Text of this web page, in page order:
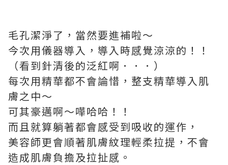
毛孔潔淨了，當然要進補啦～
今次用儀器導入，導入時感覺涼涼的！！
（看到針清後的泛紅啊．．．）
每次用精華都不會論惜，整支精華導入肌
膚之中～
可其豪邁啊～嘩哈哈！！
而且就算躺著都會感受到吸收的運作，
美容師更會順著肌膚紋理輕柔拉提，不會
造成肌膚負擔及拉扯感。